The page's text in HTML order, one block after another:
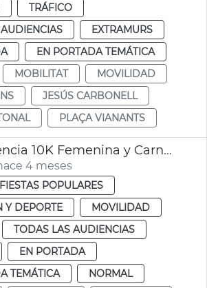
TRÁFICO
EXTRAMURS
EN PORTADA TEMÁTICA
MOBILITAT
MOVILIDAD
JESÚS CARBONELL
PLAÇA VIANANTS
Tráfico València 10K Femenina y Carnaval Russafa
4 meses
POPULARES
Y DEPORTE
MOVILIDAD
TODAS LAS AUDIENCIAS
EN PORTADA
TEMÁTICA
NORMAL